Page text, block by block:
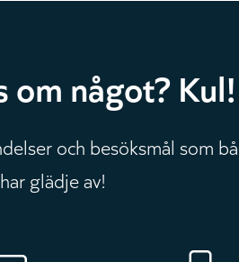
om något? Kul!
och besöksmål som
glädje av!